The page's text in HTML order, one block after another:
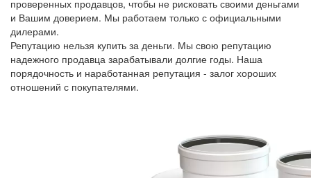
проверенных продавцов, чтобы не рисковать своими деньгами
и Вашим доверием. Мы работаем только с официальными
дилерами.
Репутацию нельзя купить за деньги. Мы свою репутацию
надежного продавца зарабатывали долгие годы. Наша
порядочность и наработанная репутация - залог хороших
отношений с покупателями.